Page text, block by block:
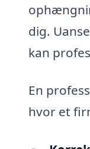
dig.
kan
En
hvor et